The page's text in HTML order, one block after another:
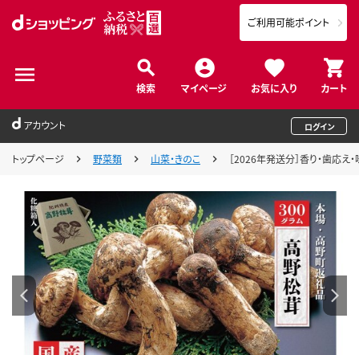
検索 マイページ お気に入り カート
ご利用可能ポイント
アカウント ログイン
トップページ 野菜類 山菜・きのこ ［2026年発送分］香り・歯応え